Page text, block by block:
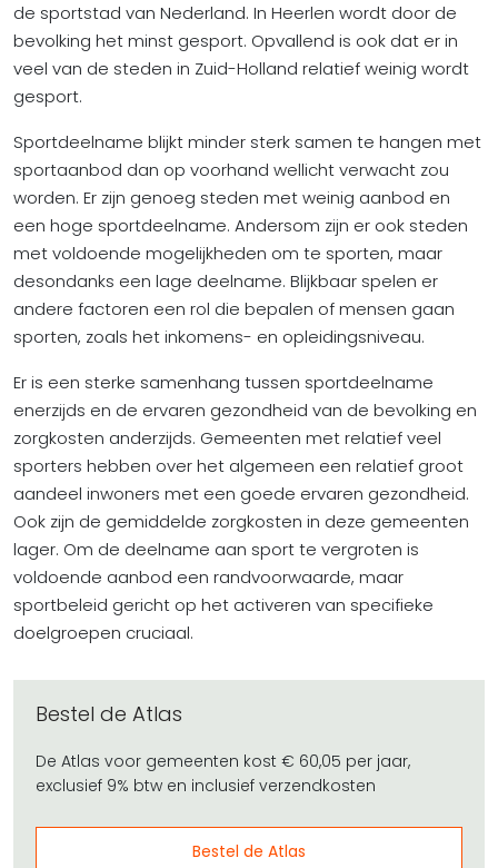
de sportstad van Nederland. In Heerlen wordt door de
bevolking het minst gesport. Opvallend is ook dat er in
veel van de steden in Zuid-Holland relatief weinig wordt
gesport.
Sportdeelname blijkt minder sterk samen te hangen met
sportaanbod dan op voorhand wellicht verwacht zou
worden. Er zijn genoeg steden met weinig aanbod en
een hoge sportdeelname. Andersom zijn er ook steden
met voldoende mogelijkheden om te sporten, maar
desondanks een lage deelname. Blijkbaar spelen er
andere factoren een rol die bepalen of mensen gaan
sporten, zoals het inkomens- en opleidingsniveau.
Er is een sterke samenhang tussen sportdeelname
enerzijds en de ervaren gezondheid van de bevolking en
zorgkosten anderzijds. Gemeenten met relatief veel
sporters hebben over het algemeen een relatief groot
aandeel inwoners met een goede ervaren gezondheid.
Ook zijn de gemiddelde zorgkosten in deze gemeenten
lager. Om de deelname aan sport te vergroten is
voldoende aanbod een randvoorwaarde, maar
sportbeleid gericht op het activeren van specifieke
doelgroepen cruciaal.
Bestel de Atlas
De Atlas voor gemeenten kost € 60,05 per jaar,
exclusief 9% btw en inclusief verzendkosten
Bestel de Atlas